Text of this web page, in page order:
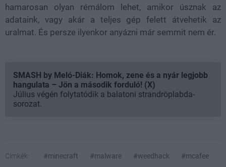
hamarosan olyan rémálom lehet, amikor úsznak az
adataink, vagy akár a teljes gép felett átvehetik az
uralmat. És persze ilyenkor anyázni már semmit nem ér.
SMASH by Meló-Diák: Homok, zene és a nyár legjobb
hangulata – Jön a második forduló! (X)
Július végén folytatódik a balatoni strandröplabda-
sorozat.
Címkék: #minecraft #malware #weedhack
#mcafee